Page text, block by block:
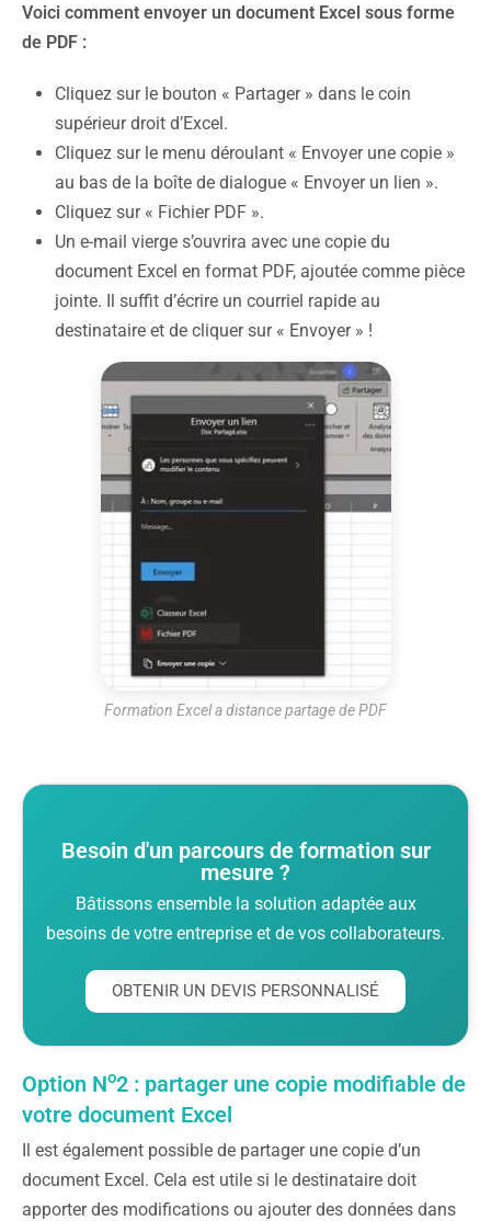
Voici comment envoyer un document Excel sous forme
de PDF :
Cliquez sur le bouton « Partager » dans le coin
supérieur droit d’Excel.
Cliquez sur le menu déroulant « Envoyer une copie »
au bas de la boîte de dialogue « Envoyer un lien ».
Cliquez sur « Fichier PDF ».
Un e-mail vierge s’ouvrira avec une copie du
document Excel en format PDF, ajoutée comme pièce
jointe. Il suffit d’écrire un courriel rapide au
destinataire et de cliquer sur « Envoyer » !
Formation Excel a distance partage de PDF
Besoin d'un parcours de formation sur
mesure ?
Bâtissons ensemble la solution adaptée aux
besoins de votre entreprise et de vos collaborateurs.
OBTENIR UN DEVIS PERSONNALISÉ
Option No2 : partager une copie modifiable de
votre document Excel
Il est également possible de partager une copie d’un
document Excel. Cela est utile si le destinataire doit
apporter des modifications ou ajouter des données dans